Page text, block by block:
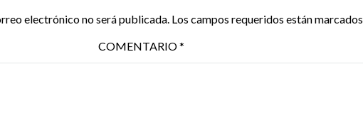
electrónico no será publicada. Los campos requeridos están marcados
COMENTARIO*